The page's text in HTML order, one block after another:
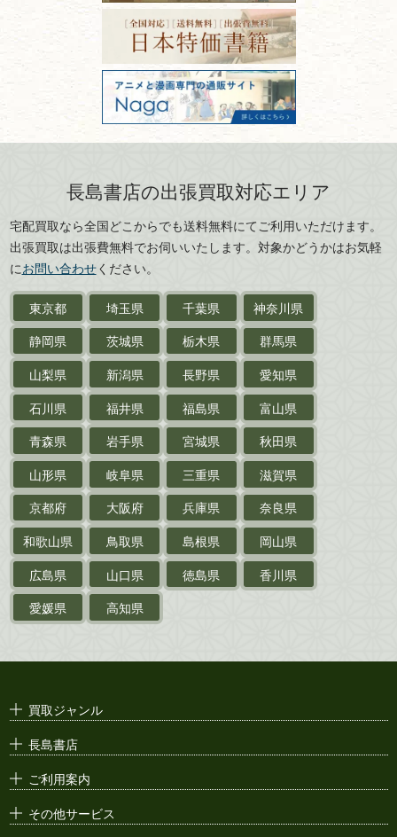
書道具
美術書・アート本・
デザイン本
カメラ・撮影術
版画・リトグラフ・
刀剣・鎧・甲冑
武道書・武術書
近代文学・
サイン色紙
作家草稿・原稿・肉筆物
探偵小説・推理小説
乗物
鉄道・
電車・バス
戦前・戦中の紙物・資料
絵葉書
支那・満洲・朝鮮・
台湾関係古資料
ポスター・チラシ・
価値ある古書を売るポイント
と注意点
宮城県
秋田県
山形県
岐阜県
三重県
滋賀県
京都府
大阪府
兵庫県
奈良県
島根県
岡山県
徳島県
香川県
愛媛県
フリーダイヤル：0120-414-548
電話：03-3512-8115
FAX：03-3512-8116
古物商許可：東京都公安委員会 第
301028901712号
古物商名称：有限会社長島書店
長島書店の出張買取対応エリア
宅配買取なら全国どこからでも送料無料にてご利用いただけます。
出張買取は出張費無料でお伺いいたします。対象かどうかはお気軽
にお問い合わせください。
東京都 埼玉県 千葉県
神奈川県
静岡県
茨城県 栃木県
群馬県
山梨県
新潟県 長野県
愛知県
石川県
福井県 福島県
富山県
青森県
岩手県 宮城県
秋田県
山形県
岐阜県 三重県
滋賀県
京都府
大阪府 兵庫県
奈良県
和歌山県
鳥取県 島根県
岡山県
広島県
山口県 徳島県
香川県
愛媛県
高知県
買取ジャンル
長島書店
ご利用案内
その他サービス